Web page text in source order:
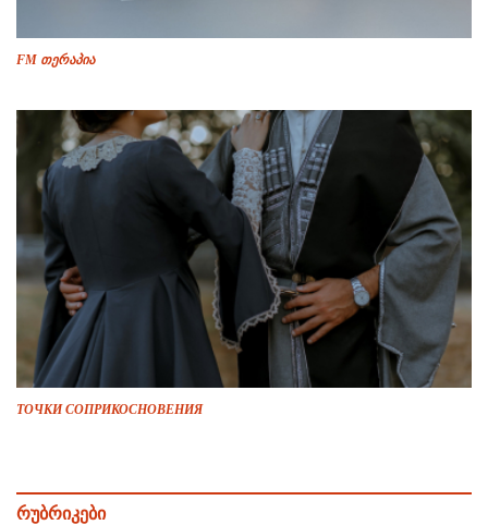
FM თერაპია
ТОЧКИ СОПРИКОСНОВЕНИЯ
რუბრიკები